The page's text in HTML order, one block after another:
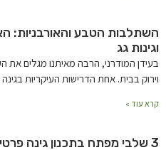
השתלבות הטבע והאורבניות:
וגינות גג
בעידן המודרני, הרבה מאיתנו מגלים את
וירוק בבית. אחת הדרישות העיקריות בגינה
קרא עוד »
3 שלבי מפתח בתכנון גינה פרטית: גן דיזיין